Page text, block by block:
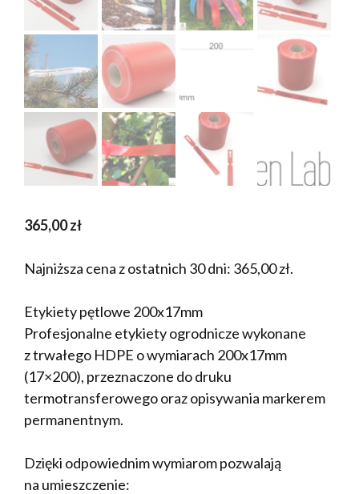
365,00zł
Najniższa cena z ostatnich 30 dni: 365,00zł.
Etykiety pętlowe 200x17mm
Profesjonalne etykiety ogrodnicze wykonane
z trwałego HDPE o wymiarach 200x17mm
(17×200), przeznaczone do druku
termotransferowego oraz opisywania markerem
permanentnym.
Dzięki odpowiednim wymiarom pozwalają
na umieszczenie: